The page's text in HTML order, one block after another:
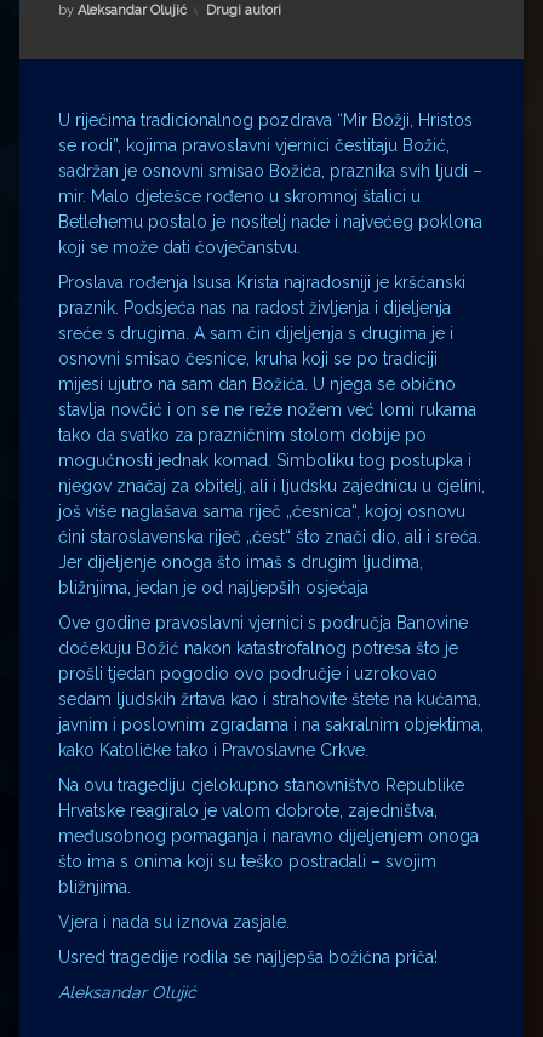
Impressum
Milenko Strižak
Drugi autori
Drugi autori
Matea Andrić
Ljiljana Lekanić-Kljaić
Željko Krznarić
Mario Lovreković
Miroslav Šantek
by Aleksandar Olujić Kategorije:
Drugi autori
U riječima tradicionalnog pozdrava “Mir Božji, Hristos
se rodi”, kojima pravoslavni vjernici čestitaju Božić,
sadržan je osnovni smisao Božića, praznika svih ljudi –
mir. Malo djetešce rođeno u skromnoj štalici u
Betlehemu postalo je nositelj nade i najvećeg poklona
koji se može dati čovječanstvu.
Proslava rođenja Isusa Krista najradosniji je kršćanski
praznik. Podsjeća nas na radost življenja i dijeljenja
sreće s drugima. A sam čin dijeljenja s drugima je i
osnovni smisao česnice, kruha koji se po tradiciji
mijesi ujutro na sam dan Božića. U njega se obično
stavlja novčić i on se ne reže nožem već lomi rukama
tako da svatko za prazničnim stolom dobije po
mogućnosti jednak komad. Simboliku tog postupka i
njegov značaj za obitelj, ali i ljudsku zajednicu u cjelini,
još više naglašava sama riječ „česnica“, kojoj osnovu
čini staroslavenska riječ „čest“ što znači dio, ali i sreća.
Jer dijeljenje onoga što imaš s drugim ljudima,
bližnjima, jedan je od najljepših osjećaja
Ove godine pravoslavni vjernici s područja Banovine
dočekuju Božić nakon katastrofalnog potresa što je
prošli tjedan pogodio ovo područje i uzrokovao
sedam ljudskih žrtava kao i strahovite štete na kućama,
javnim i poslovnim zgradama i na sakralnim objektima,
kako Katoličke tako i Pravoslavne Crkve.
Na ovu tragediju cjelokupno stanovništvo Republike
Hrvatske reagiralo je valom dobrote, zajedništva,
međusobnog pomaganja i naravno dijeljenjem onoga
što ima s onima koji su teško postradali – svojim
bližnjima.
Vjera i nada su iznova zasjale.
Usred tragedije rodila se najljepša božićna priča!
Aleksandar Olujić